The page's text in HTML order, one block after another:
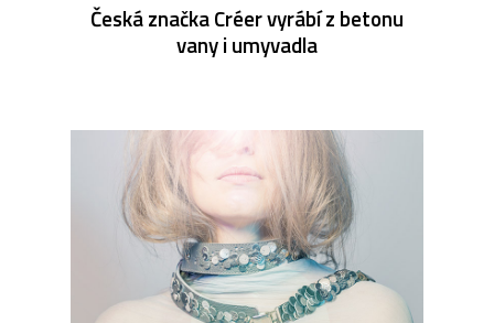
Česká značka Créer vyrábí z betonu
vany i umyvadla